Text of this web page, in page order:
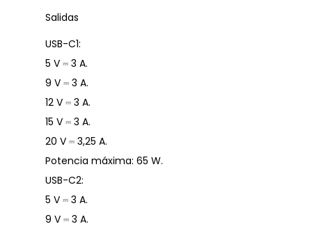
Salidas
USB-C1:
5 V ⎓ 3 A.
9 V ⎓ 3 A.
12 V ⎓ 3 A.
15 V ⎓ 3 A.
20 V ⎓ 3,25 A.
Potencia máxima: 65 W.
USB-C2:
5 V ⎓ 3 A.
9 V ⎓ 3 A.